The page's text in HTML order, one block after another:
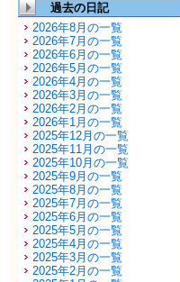
過去の日記
2026年8月の一覧
2026年7月の一覧
2026年6月の一覧
2026年5月の一覧
2026年4月の一覧
2026年3月の一覧
2026年2月の一覧
2026年1月の一覧
2025年12月の一覧
2025年11月の一覧
2025年10月の一覧
2025年9月の一覧
2025年8月の一覧
2025年7月の一覧
2025年6月の一覧
2025年5月の一覧
2025年4月の一覧
2025年3月の一覧
2025年2月の一覧